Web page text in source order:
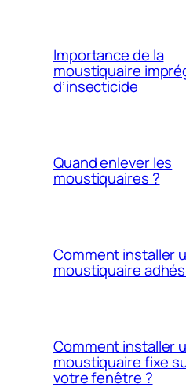
Importance de la
moustiquaire
d’insecticide
Quand enlever les
moustiquaires ?
Comment installer
moustiquaire
Comment installer
moustiquaire fixe
votre fenêtre ?